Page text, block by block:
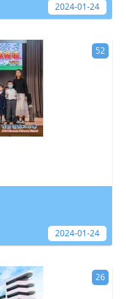
2024-01-24
52
2024-01-24
26